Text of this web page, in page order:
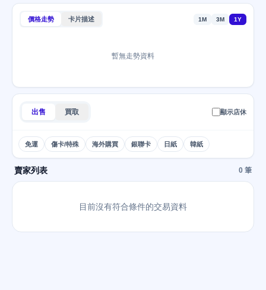
價格走勢 卡片描述 1M 3M 1Y
暫無走勢資料
出售 買取 顯示店休
免運 傷卡/特殊 海外購買 銀聯卡 日紙 韓紙
賣家列表 0 筆
目前沒有符合條件的交易資料